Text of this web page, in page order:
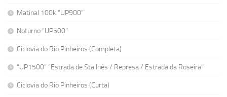
Matinal 100k “UP900”
Noturno “UP500”
Ciclovia do Rio Pinheiros (Completa)
“UP1500” “Estrada de Sta Inês / Represa / Estrada da Roseira”
Ciclovia do Rio Pinheiros (Curta)